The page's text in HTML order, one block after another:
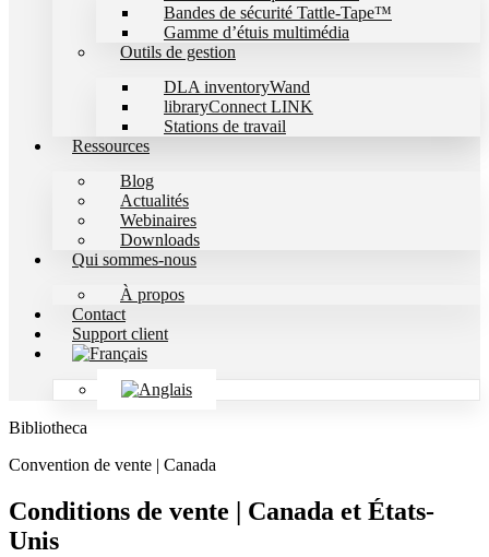
Bandes de sécurité Tattle-Tape™
Gamme d’étuis multimédia
Outils de gestion
DLA inventoryWand
libraryConnect LINK
Stations de travail
Ressources
Blog
Actualités
Webinaires
Downloads
Qui sommes-nous
À propos
Contact
Support client
Bibliotheca
Convention de vente | Canada
Conditions de vente | Canada et États-
Unis